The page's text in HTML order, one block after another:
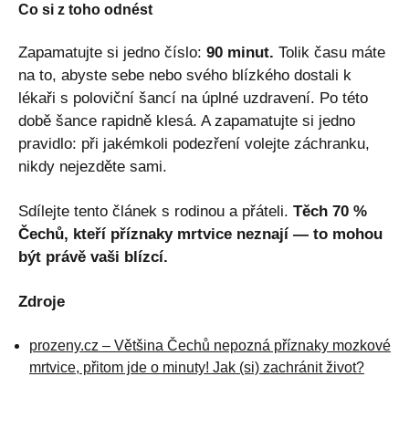
Co si z toho odnést
Zapamatujte si jedno číslo: 90 minut. Tolik času máte
na to, abyste sebe nebo svého blízkého dostali k
lékaři s poloviční šancí na úplné uzdravení. Po této
době šance rapidně klesá. A zapamatujte si jedno
pravidlo: při jakémkoli podezření volejte záchranku,
nikdy nejezděte sami.
Sdílejte tento článek s rodinou a přáteli. Těch 70 %
Čechů, kteří příznaky mrtvice neznají — to mohou
být právě vaši blízcí.
Zdroje
prozeny.cz – Většina Čechů nepozná příznaky mozkové
mrtvice, přitom jde o minuty! Jak (si) zachránit život?